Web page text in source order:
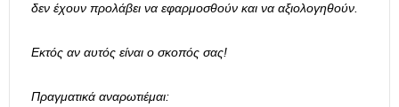
δεν έχουν προλάβει να εφαρμοσθούν και να αξιολογηθούν.
Εκτός αν αυτός είναι ο σκοπός σας!
Πραγματικά αναρωτιέμαι: